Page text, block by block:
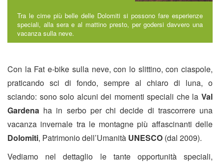
Tra le cime più belle delle Dolomiti si possono fare esperienze
speciali, alla sera e al mattino presto, per godersi davvero una
vacanza sulla neve.
Con la Fat e-bike sulla neve, con lo slittino, con ciaspole,
praticando sci di fondo, sempre al chiaro di luna, o
sciando: sono solo alcuni dei momenti speciali che la Val
Gardena ha in serbo per chi decide di trascorrere una
vacanza invernale tra le montagne più affascinanti delle
Dolomiti, Patrimonio dell’Umanità UNESCO (dal 2009).
Vediamo nel dettaglio le tante opportunità speciali,